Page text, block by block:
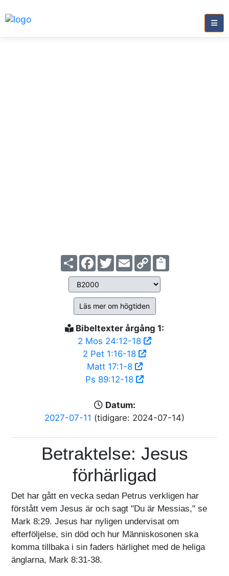
ShareFacebook
TwitterEmailCopy
Link
Läs mer om högtiden
Bibeltexter årgång 1:
2 Mos 24:12-18
2 Pet 1:16-18
Matt 17:1-8
Ps 89:12-18
Datum:
2027-07-11 (tidigare: 2024-07-14)
Betraktelse: Jesus
förhärligad
Det har gått en vecka sedan Petrus verkligen har
förstått vem Jesus är och sagt "Du är Messias," se
Mark 8:29. Jesus har nyligen undervisat om
efterföljelse, sin död och hur Människosonen ska
komma tillbaka i sin faders härlighet med de heliga
änglarna, Mark 8:31-38.